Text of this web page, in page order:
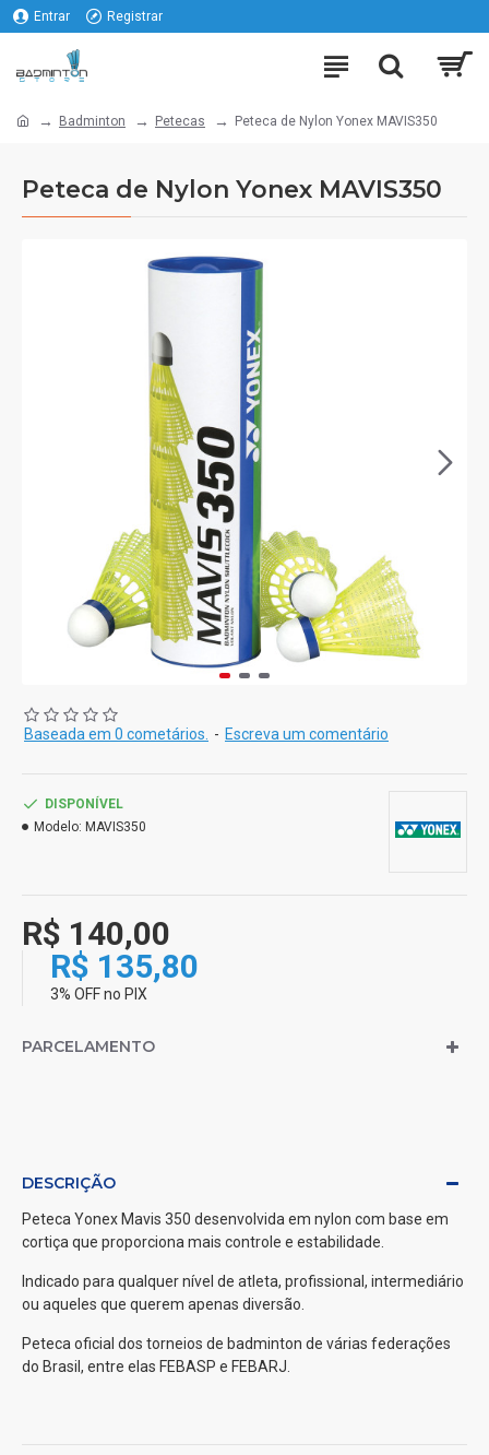
Entrar Registrar
Badminton Petecas Peteca de Nylon Yonex MAVIS350
Peteca de Nylon Yonex MAVIS350
Baseada em 0 cometários. - Escreva um comentário
R$ 140,00
R$ 135,80
3% OFF no PIX
DISPONÍVEL
Modelo: MAVIS350
PARCELAMENTO
DESCRIÇÃO
Peteca Yonex Mavis 350 desenvolvida em nylon com base em
cortiça que proporciona mais controle e estabilidade.
Indicado para qualquer nível de atleta, profissional, intermediário
ou aqueles que querem apenas diversão.
Peteca oficial dos torneios de badminton de várias federações
do Brasil, entre elas FEBASP e FEBARJ.